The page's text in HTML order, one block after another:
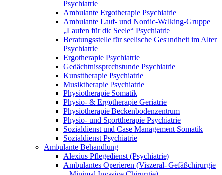
Psychiatrie
Ambulante Ergotherapie Psychiatrie
Ambulante Lauf- und Nordic-Walking-Gruppe
„Laufen für die Seele“ Psychiatrie
Beratungsstelle für seelische Gesundheit im Alter
Psychiatrie
Ergotherapie Psychiatrie
Gedächtnissprechstunde Psychiatrie
Kunsttherapie Psychiatrie
Musiktherapie Psychiatrie
Physiotherapie Somatik
Physio- & Ergotherapie Geriatrie
Physiotherapie Beckenbodenzentrum
Physio- und Sporttherapie Psychiatrie
Sozialdienst und Case Management Somatik
Sozialdienst Psychiatrie
Ambulante Behandlung
Alexius Pflegedienst (Psychiatrie)
Ambulantes Operieren (Viszeral- Gefäßchirurgie